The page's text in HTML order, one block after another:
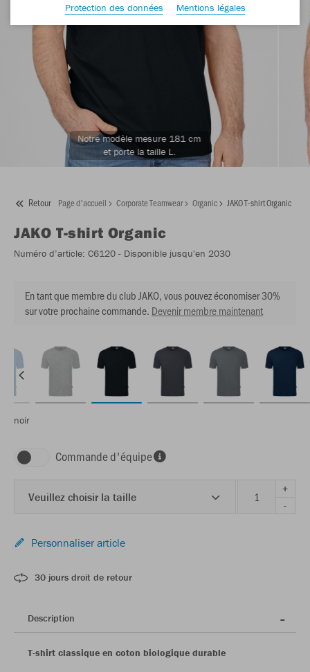
Notre modèle mesure 181 cm
et porte la taille L.
Retour Page d'accueil Corporate Teamwear Organic JAKO T-shirt Organic
JAKO T-shirt Organic
Numéro d’article: C6120 - Disponible jusqu'en 2030
En tant que membre du club JAKO, vous pouvez économiser 30%
sur votre prochaine commande. Devenir membre maintenant
noir
Commande d'équipe
Veuillez choisir la taille
+
-
Personnaliser article
30 jours droit de retour
Description
T-shirt classique en coton biologique durable
Protection des données
Mentions légales